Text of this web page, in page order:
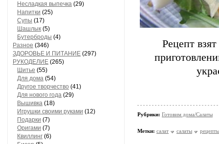
Несладкая выпечка (29)
Напитки (25)
Супы (17)
Шашлык (5)
Бутерброды (4)
Разное (346)
ЗДОРОВЬЕ И ПИТАНИЕ (297)
РУКОДЕЛИЕ (265)
Шитье (55)
Для дома (54)
Другое творчество (41)
Для нового года (29)
Вышивка (18)
Игрушки своими руками (12)
Подарки (7)
Оригами (7)
Квиллинг (6)
Рецепт
Рубрики: Готовим дома/Салаты
Метки: салат салаты рецепты